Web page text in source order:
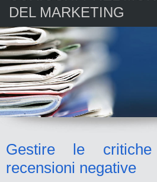
DEL MARKETING
Gestire le
recensioni negative